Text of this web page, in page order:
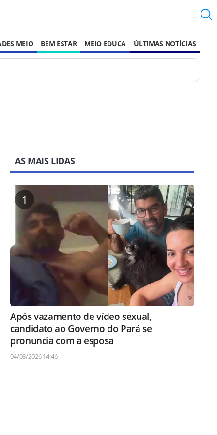
MEIO BEM ESTAR MEIO EDUCA ÚLTIMAS NOTÍCIAS
AS MAIS LIDAS
1
Após vazamento de vídeo sexual,
candidato ao Governo do Pará se
pronuncia com a esposa
04/08/2026 14:46